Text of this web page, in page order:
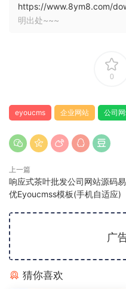
https://www.8ym8.com/
明出处~~~
0
eyoucms 企业网站 公司
上一篇
响应式茶叶批发公司网站源码易
优Eyoucmss模板(手机自适应)
广
猜你喜欢